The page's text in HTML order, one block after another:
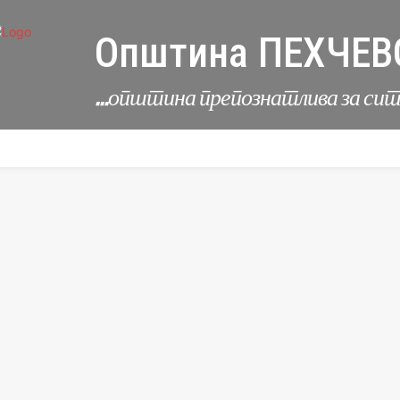
Општина
...општина препознатлива за